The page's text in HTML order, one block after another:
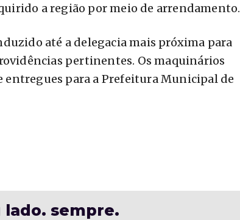
a região por meio de arrendamento.
até a delegacia mais próxima para
pertinentes. Os maquinários
para a Prefeitura Municipal de
lado. sempre.